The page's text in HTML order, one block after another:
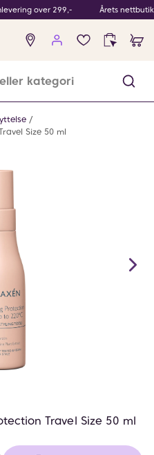
over 299,- Årets
Ingen
produkter
Size 50 ml
Travel Size 50 ml